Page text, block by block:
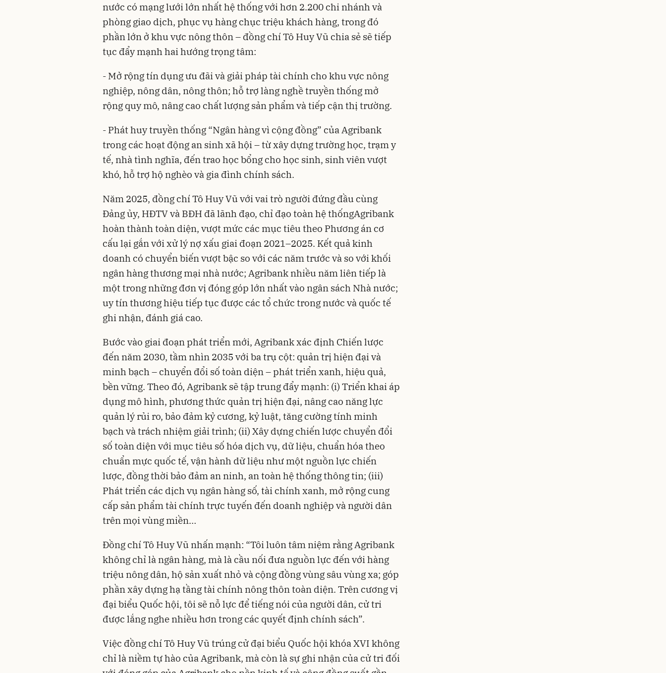
nước có mạng lưới lớn nhất hệ thống với hơn 2.200 chi nhánh và
phòng giao dịch, phục vụ hàng chục triệu khách hàng, trong đó
phần lớn ở khu vực nông thôn – đồng chí Tô Huy Vũ chia sẻ sẽ tiếp
tục đẩy mạnh hai hướng trọng tâm:
- Mở rộng tín dụng ưu đãi và giải pháp tài chính cho khu vực nông
nghiệp, nông dân, nông thôn; hỗ trợ làng nghề truyền thống mở
rộng quy mô, nâng cao chất lượng sản phẩm và tiếp cận thị trường.
- Phát huy truyền thống “Ngân hàng vì cộng đồng” của Agribank
trong các hoạt động an sinh xã hội – từ xây dựng trường học, trạm y
tế, nhà tình nghĩa, đến trao học bổng cho học sinh, sinh viên vượt
khó, hỗ trợ hộ nghèo và gia đình chính sách.
Năm 2025, đồng chí Tô Huy Vũ với vai trò người đứng đầu cùng
Đảng ủy, HĐTV và BĐH đã lãnh đạo, chỉ đạo toàn hệ thốngAgribank
hoàn thành toàn diện, vượt mức các mục tiêu theo Phương án cơ
cấu lại gắn với xử lý nợ xấu giai đoạn 2021–2025. Kết quả kinh
doanh có chuyển biến vượt bậc so với các năm trước và so với khối
ngân hàng thương mại nhà nước; Agribank nhiều năm liên tiếp là
một trong những đơn vị đóng góp lớn nhất vào ngân sách Nhà nước;
uy tín thương hiệu tiếp tục được các tổ chức trong nước và quốc tế
ghi nhận, đánh giá cao.
Bước vào giai đoạn phát triển mới, Agribank xác định Chiến lược
đến năm 2030, tầm nhìn 2035 với ba trụ cột: quản trị hiện đại và
minh bạch – chuyển đổi số toàn diện – phát triển xanh, hiệu quả,
bền vững. Theo đó, Agribank sẽ tập trung đẩy mạnh: (i) Triển khai áp
dụng mô hình, phương thức quản trị hiện đại, nâng cao năng lực
quản lý rủi ro, bảo đảm kỷ cương, kỷ luật, tăng cường tính minh
bạch và trách nhiệm giải trình; (ii) Xây dựng chiến lược chuyển đổi
số toàn diện với mục tiêu số hóa dịch vụ, dữ liệu, chuẩn hóa theo
chuẩn mực quốc tế, vận hành dữ liệu như một nguồn lực chiến
lược, đồng thời bảo đảm an ninh, an toàn hệ thống thông tin; (iii)
Phát triển các dịch vụ ngân hàng số, tài chính xanh, mở rộng cung
cấp sản phẩm tài chính trực tuyến đến doanh nghiệp và người dân
trên mọi vùng miền…
Đồng chí Tô Huy Vũ nhấn mạnh: “Tôi luôn tâm niệm rằng Agribank
không chỉ là ngân hàng, mà là cầu nối đưa nguồn lực đến với hàng
triệu nông dân, hộ sản xuất nhỏ và cộng đồng vùng sâu vùng xa; góp
phần xây dựng hạ tầng tài chính nông thôn toàn diện. Trên cương vị
đại biểu Quốc hội, tôi sẽ nỗ lực để tiếng nói của người dân, cử tri
được lắng nghe nhiều hơn trong các quyết định chính sách”.
Việc đồng chí Tô Huy Vũ trúng cử đại biểu Quốc hội khóa XVI không
chỉ là niềm tự hào của Agribank, mà còn là sự ghi nhận của cử tri đối